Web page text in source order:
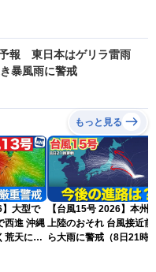
報 東日本はゲリラ雷雨
暴風雨に警戒
もっと見る
】大型で
沖縄
荒天に厳
【台風15号 2026】本州
上陸のおそれ 台風接近前
ら大雨に警戒（8日21時